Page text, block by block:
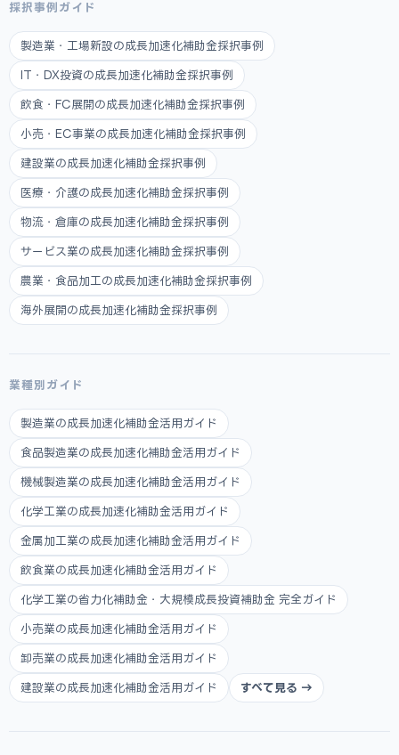
採択事例ガイド
製造業・工場新設の成長加速化補助金採択事例
IT・DX投資の成長加速化補助金採択事例
飲食・FC展開の成長加速化補助金採択事例
小売・EC事業の成長加速化補助金採択事例
建設業の成長加速化補助金採択事例
医療・介護の成長加速化補助金採択事例
物流・倉庫の成長加速化補助金採択事例
サービス業の成長加速化補助金採択事例
農業・食品加工の成長加速化補助金採択事例
海外展開の成長加速化補助金採択事例
業種別ガイド
製造業の成長加速化補助金活用ガイド
食品製造業の成長加速化補助金活用ガイド
機械製造業の成長加速化補助金活用ガイド
化学工業の成長加速化補助金活用ガイド
金属加工業の成長加速化補助金活用ガイド
飲食業の成長加速化補助金活用ガイド
化学工業の省力化補助金・大規模成長投資補助金 完全ガイド
小売業の成長加速化補助金活用ガイド
卸売業の成長加速化補助金活用ガイド
建設業の成長加速化補助金活用ガイド すべて見る →